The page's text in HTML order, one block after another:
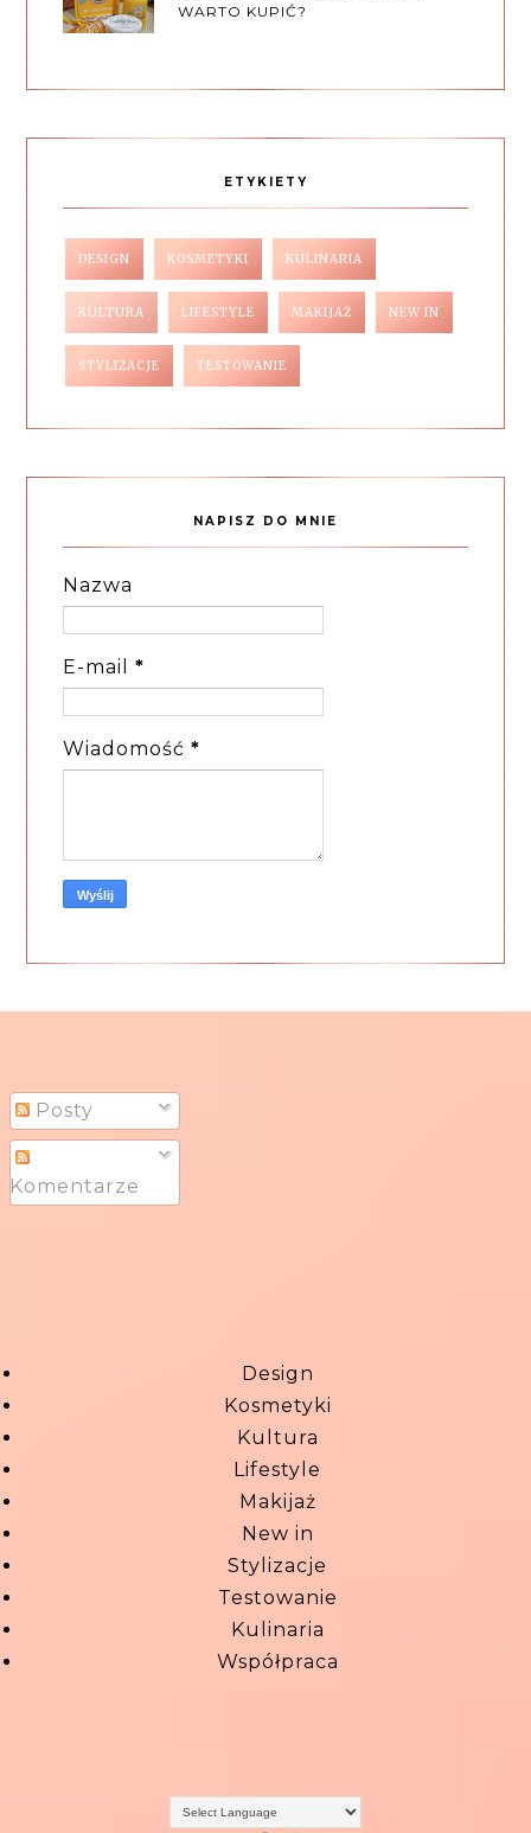
WARTO KUPIĆ?
ETYKIETY
DESIGN KOSMETYKI KULINARIA
KULTURA LIFESTYLE MAKIJAŻ NEW IN
STYLIZACJE TESTOWANIE
NAPISZ DO MNIE
Nazwa
E-mail*
Wiadomość*
Posty
Komentarze
Design
Kosmetyki
Kultura
Lifestyle
Makijaż
New in
Stylizacje
Testowanie
Kulinaria
Współpraca